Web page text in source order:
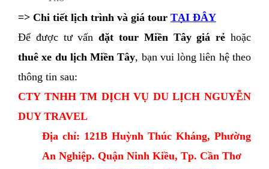
=> Chi tiết lịch trình và giá tour TẠI ĐÂY
Để được tư vấn đặt tour Miền Tây giá rẻ
thuê xe du lịch Miền Tây, bạn vui lòng liên hệ theo
thông tin sau:
CTY TNHH TM DỊCH VỤ DU LỊCH NGUYỄN
DUY TRAVEL
Địa chỉ: 121B Huỳnh Thúc Kháng, Phường
An Nghiệp. Quận Ninh Kiều, Tp. Cần Thơ